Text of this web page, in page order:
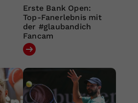
Erste Bank Open:
Top-Fanerlebnis mit
der #glaubandich
Fancam